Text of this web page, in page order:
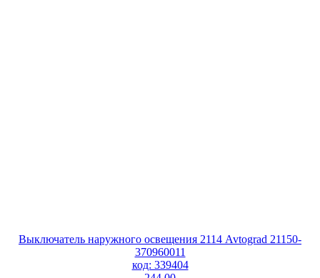
Выключатель наружного освещения 2114 Avtograd 21150-
370960011
код: 339404